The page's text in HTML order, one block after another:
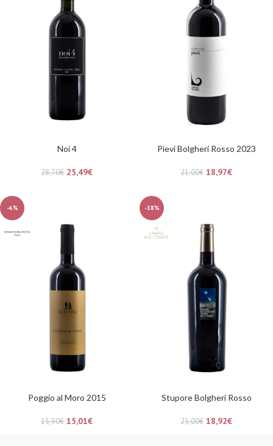
Noi 4
28,70€ 25,49€
Pievi Bolgheri Rosso 2023
21,00€ 18,97€
-6%
Poggio al Moro 2015
15,90€ 15,01€
-18%
Stupore Bolgheri Rosso
23,00€ 18,92€